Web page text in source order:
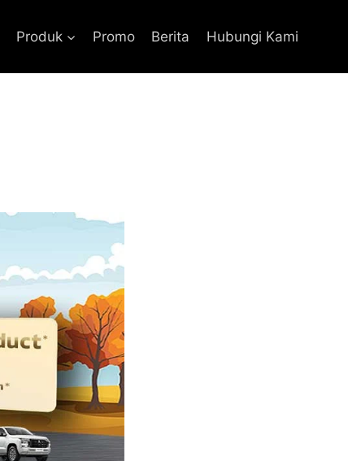
Produk Promo Berita Hubungi Kami